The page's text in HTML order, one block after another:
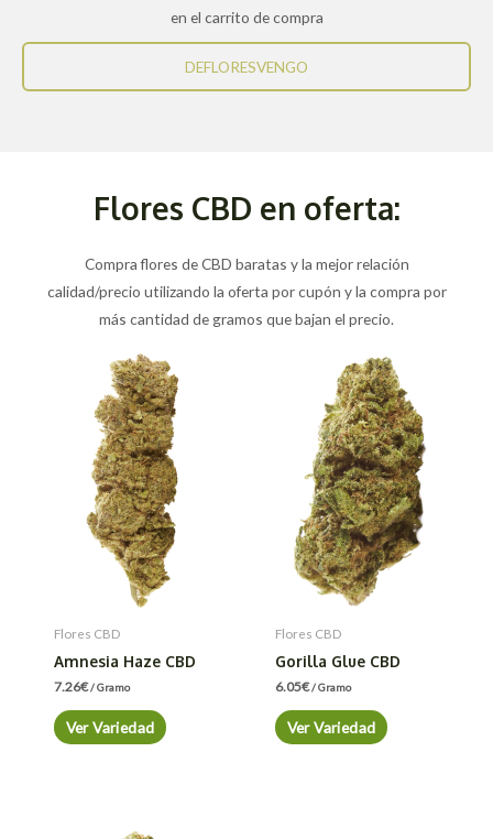
en el carrito de compra
DEFLORESVENGO
Flores CBD en oferta:
Compra flores de CBD baratas y la mejor relación
calidad/precio utilizando la oferta por cupón y la compra por
más cantidad de gramos que bajan el precio.
Flores CBD
Amnesia Haze CBD
7.26€/ Gramo
Ver Variedad
Flores CBD
Gorilla Glue CBD
6.05€/ Gramo
Ver Variedad